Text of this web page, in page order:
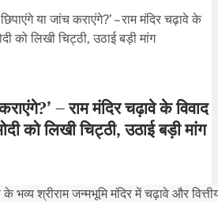
छिपाएंगे या जांच कराएंगे?’ – राम मंदिर चढ़ावे के
को लिखी चिट्ठी, उठाई बड़ी मांग
– राम मंदिर चढ़ावे के विवाद
को लिखी चिट्ठी, उठाई बड़ी मांग
श्रीराम जन्मभूमि मंदिर में चढ़ावे और